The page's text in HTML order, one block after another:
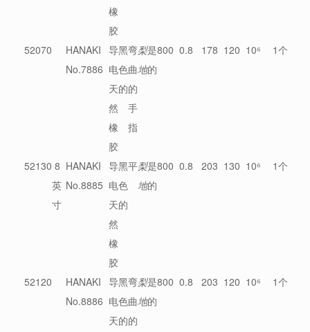
橡
胶
52070
HANAKI
No.7886
导
电
天
然
橡
胶
黑
色
的
弯
曲
的
手
指
梨
地
是
的
800 0.8 178 120 10⁶ 1个
52130 8
英
寸
HANAKI
No.8885
导
电
天
然
橡
胶
黑
色
的
平梨
地
是
的
800 0.8 203 130 10⁶ 1个
52120
HANAKI
No.8886
导
电
天
黑
色
的
弯
曲
的
梨
地
是
的
800 0.8 203 120 10⁶ 1个